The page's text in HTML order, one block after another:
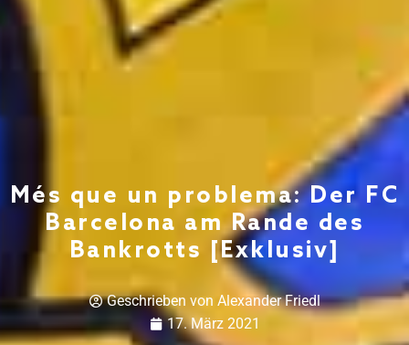
Més que un problema: Der FC
Barcelona am Rande des
Bankrotts [Exklusiv]
Geschrieben von Alexander Friedl
17. März 2021